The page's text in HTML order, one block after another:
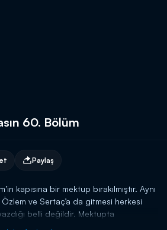
60. Bölüm
Paylaş
kapısına bir mektup bırakılmıştır. Aynı
ve Sertaç’a da gitmesi herkesi
belli değildir. Mektupta